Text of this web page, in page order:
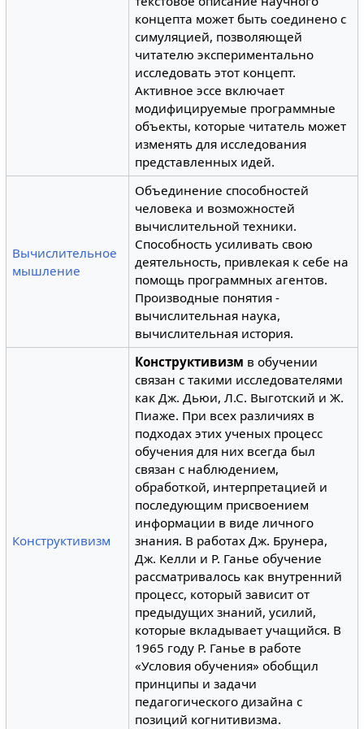
концепта может быть соединено с
симуляцией, позволяющей
читателю экспериментально
исследовать этот концепт.
Активное эссе включает
модифицируемые программные
объекты, которые читатель может
изменять для исследования
представленных идей.
Вычислительное
мышление
Объединение способностей
человека и возможностей
вычислительной техники.
Способность усиливать свою
деятельность, привлекая к себе на
помощь программных агентов.
Производные понятия -
вычислительная наука,
вычислительная история.
Конструктивизм
Конструктивизм в обучении
связан с такими исследователями
как Дж. Дьюи, Л.С. Выготский и Ж.
Пиаже. При всех различиях в
подходах этих ученых процесс
обучения для них всегда был
связан с наблюдением,
обработкой, интерпретацией и
последующим присвоением
информации в виде личного
знания. В работах Дж. Брунера,
Дж. Келли и Р. Ганье обучение
рассматривалось как внутренний
процесс, который зависит от
предыдущих знаний, усилий,
которые вкладывает учащийся. В
1965 году Р. Ганье в работе
«Условия обучения» обобщил
принципы и задачи
педагогического дизайна с
позиций когнитивизма.